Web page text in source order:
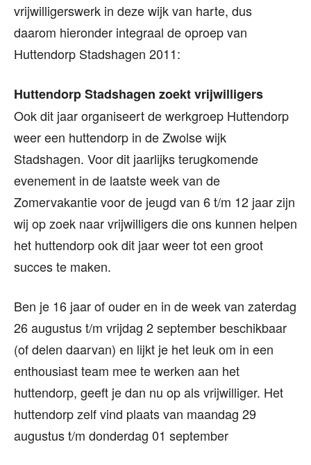
vrijwilligerswerk in deze wijk van harte, dus
daarom hieronder integraal de oproep van
Huttendorp Stadshagen 2011:
Huttendorp Stadshagen zoekt vrijwilligers
Ook dit jaar organiseert de werkgroep Huttendorp
weer een huttendorp in de Zwolse wijk
Stadshagen. Voor dit jaarlijks terugkomende
evenement in de laatste week van de
Zomervakantie voor de jeugd van 6 t/m 12 jaar zijn
wij op zoek naar vrijwilligers die ons kunnen helpen
het huttendorp ook dit jaar weer tot een groot
succes te maken.
Ben je 16 jaar of ouder en in de week van zaterdag
26 augustus t/m vrijdag 2 september beschikbaar
(of delen daarvan) en lijkt je het leuk om in een
enthousiast team mee te werken aan het
huttendorp, geeft je dan nu op als vrijwilliger. Het
huttendorp zelf vind plaats van maandag 29
augustus t/m donderdag 01 september